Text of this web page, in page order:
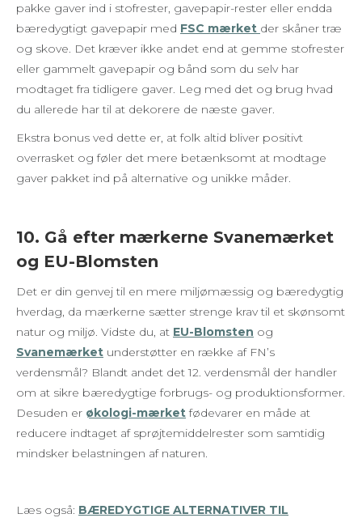
pakke gaver ind i stofrester, gavepapir-rester eller endda
bæredygtigt gavepapir med FSC mærket der skåner træ
og skove. Det kræver ikke andet end at gemme stofrester
eller gammelt gavepapir og bånd som du selv har
modtaget fra tidligere gaver. Leg med det og brug hvad
du allerede har til at dekorere de næste gaver.
Ekstra bonus ved dette er, at folk altid bliver positivt
overrasket og føler det mere betænksomt at modtage
gaver pakket ind på alternative og unikke måder.
10. Gå efter mærkerne Svanemærket
og EU-Blomsten
Det er din genvej til en mere miljømæssig og bæredygtig
hverdag, da mærkerne sætter strenge krav til et skønsomt
natur og miljø. Vidste du, at EU-Blomsten og
Svanemærket understøtter en række af FN’s
verdensmål? Blandt andet det 12. verdensmål der handler
om at sikre bæredygtige forbrugs- og produktionsformer.
Desuden er økologi-mærket fødevarer en måde at
reducere indtaget af sprøjtemiddelrester som samtidig
mindsker belastningen af naturen.
Læs også: BÆREDYGTIGE ALTERNATIVER TIL